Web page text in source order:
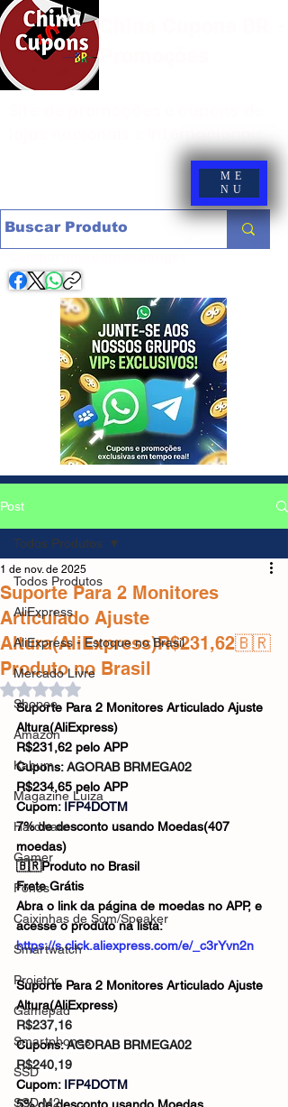
ME
NU
Post
Todos Produtos
AliExpress
AliExpress - Estoque no Brasil
Mercado Livre
Shopee
Amazon
Kabum
Magazine Luiza
Hardware
Gamer
Fones
Caixinhas de Som/Speaker
Smartwatch
Projetor
Gamepad
Smartphones
SSD
SSD M2
Todos Produtos
Suporte Para 2 Monitores
Articulado Ajuste
Altura(AliExpress)R$231,62🇧🇷
Produto no Brasil
1 de nov. de 2025
Avaliado com NaN de 5 estrelas.
Suporte Para 2 Monitores Articulado Ajuste
Altura(AliExpress)
R$231,62 pelo APP
Cupons: AGORAB BRMEGA02
R$234,65 pelo APP
Cupom: IFP4DOTM
7% de desconto usando Moedas(407
moedas)
🇧🇷Produto no Brasil
Frete Grátis
Abra o link da página de moedas no APP, e
acesse o produto na lista:
https://s.click.aliexpress.com/e/_c3rYvn2n
Suporte Para 2 Monitores Articulado Ajuste
Altura(AliExpress)
R$237,16
Cupons: AGORAB BRMEGA02
R$240,19
Cupom: IFP4DOTM